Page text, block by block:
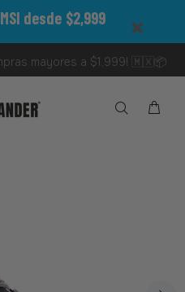
desde $2,999
mayores a $1,999! 🇲🇽📦